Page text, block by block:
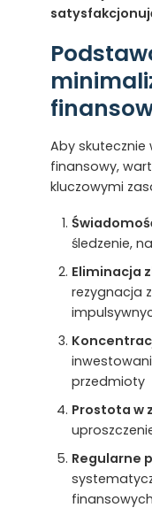
Aby skutecznie
finansowy,
kluczowymi
śledzenie,
Eliminacja
rezygnacja
przedmioty
Prostota w
Regularne
finansowych